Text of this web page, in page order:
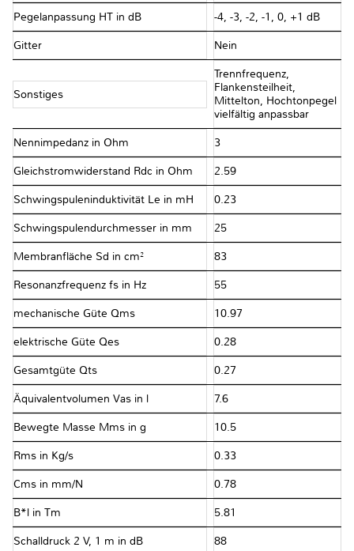
Pegelanpassung HT in dB -4, -3, -2, -1, 0, +1 dB
Gitter Nein
Sonstiges
Trennfrequenz,
Flankensteilheit,
Mittelton, Hochtonpegel
vielfältig anpassbar
Nennimpedanz in Ohm 3
Gleichstromwiderstand Rdc in Ohm 2.59
Schwingspuleninduktivität Le in mH 0.23
Schwingspulendurchmesser in mm 25
Membranfläche Sd in cm² 83
Resonanzfrequenz fs in Hz 55
mechanische Güte Qms 10.97
elektrische Güte Qes 0.28
Gesamtgüte Qts 0.27
Äquivalentvolumen Vas in l 7.6
Bewegte Masse Mms in g 10.5
Rms in Kg/s 0.33
Cms in mm/N 0.78
B*l in Tm 5.81
Schalldruck 2 V, 1 m in dB 88